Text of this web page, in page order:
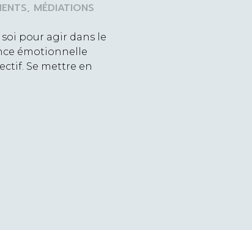
MÉDIATIONS
pour agir dans le
émotionnelle
Se mettre en